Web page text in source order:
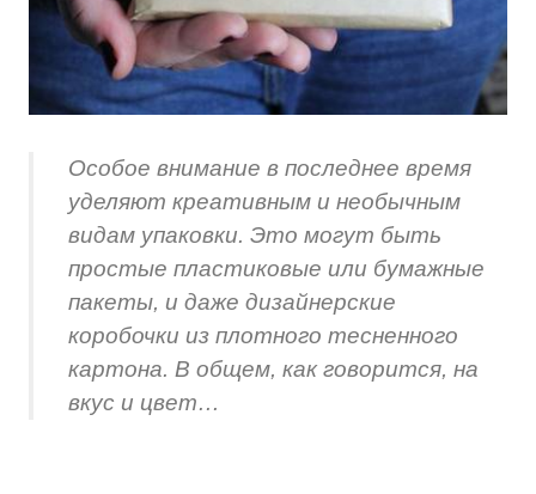
Особое внимание в последнее время
уделяют креативным и необычным
видам упаковки. Это могут быть
простые пластиковые или бумажные
пакеты, и даже дизайнерские
коробочки из плотного тесненного
картона. В общем, как говорится, на
вкус и цвет…